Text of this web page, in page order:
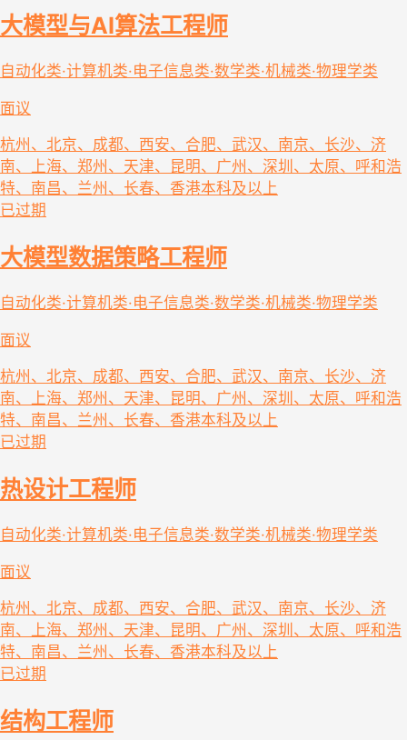
大模型与AI算法工程师
自动化类·计算机类·电子信息类·数学类·机械类·物理学类
面议
杭州、北京、成都、西安、合肥、武汉、南京、长沙、济
南、上海、郑州、天津、昆明、广州、深圳、太原、呼和浩
特、南昌、兰州、长春、香港本科及以上
已过期
大模型数据策略工程师
自动化类·计算机类·电子信息类·数学类·机械类·物理学类
面议
杭州、北京、成都、西安、合肥、武汉、南京、长沙、济
南、上海、郑州、天津、昆明、广州、深圳、太原、呼和浩
特、南昌、兰州、长春、香港本科及以上
已过期
热设计工程师
自动化类·计算机类·电子信息类·数学类·机械类·物理学类
面议
杭州、北京、成都、西安、合肥、武汉、南京、长沙、济
南、上海、郑州、天津、昆明、广州、深圳、太原、呼和浩
特、南昌、兰州、长春、香港本科及以上
已过期
结构工程师